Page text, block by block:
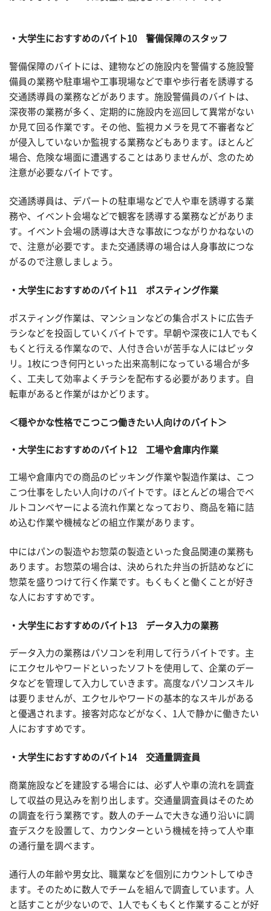
・大学生におすすめのバイト10 警備保障のスタッフ
警備保障のバイトには、建物などの施設内を警備する施設警
備員の業務や駐車場や工事現場などで車や歩行者を誘導する
交通誘導員の業務などがあります。施設警備員のバイトは、
深夜帯の業務が多く、定期的に施設内を巡回して異常がない
か見て回る作業です。その他、監視カメラを見て不審者など
が侵入していないか監視する業務などもあります。ほとんど
場合、危険な場面に遭遇することはありませんが、念のため
注意が必要なバイトです。
交通誘導員は、デパートの駐車場などで人や車を誘導する業
務や、イベント会場などで観客を誘導する業務などがありま
す。イベント会場の誘導は大きな事故につながりかねないの
で、注意が必要です。また交通誘導の場合は人身事故につな
がるので注意しましょう。
・大学生におすすめのバイト11 ポスティング作業
ポスティング作業は、マンションなどの集合ポストに広告チ
ラシなどを投函していくバイトです。早朝や深夜に1人でもく
もくと行える作業なので、人付き合いが苦手な人にはピッタ
リ。1枚につき何円といった出来高制になっている場合が多
く、工夫して効率よくチラシを配布する必要があります。自
転車があると作業がはかどります。
＜穏やかな性格でこつこつ働きたい人向けのバイト＞
・大学生におすすめのバイト12 工場や倉庫内作業
工場や倉庫内での商品のピッキング作業や製造作業は、こつ
こつ仕事をしたい人向けのバイトです。ほとんどの場合でベ
ルトコンベヤーによる流れ作業となっており、商品を箱に詰
め込む作業や機械などの組立作業があります。
中にはパンの製造やお惣菜の製造といった食品関連の業務も
あります。お惣菜の場合は、決められた弁当の折詰めなどに
惣菜を盛りつけて行く作業です。もくもくと働くことが好き
な人におすすめです。
・大学生におすすめのバイト13 データ入力の業務
データ入力の業務はパソコンを利用して行うバイトです。主
にエクセルやワードといったソフトを使用して、企業のデー
タなどを管理して入力していきます。高度なパソコンスキル
は要りませんが、エクセルやワードの基本的なスキルがある
と優遇されます。接客対応などがなく、1人で静かに働きたい
人におすすめです。
・大学生におすすめのバイト14 交通量調査員
商業施設などを建設する場合には、必ず人や車の流れを調査
して収益の見込みを割り出します。交通量調査員はそのため
の調査を行う業務です。数人のチームで大きな通り沿いに調
査デスクを設置して、カウンターという機械を持って人や車
の通行量を調べます。
通行人の年齢や男女比、職業などを個別にカウントしてゆき
ます。そのために数人でチームを組んで調査しています。人
と話すことが少ないので、1人でもくもくと作業することが好